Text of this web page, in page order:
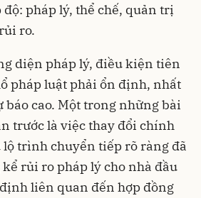
độ: pháp lý, thể chế, quản trị
ro.
diện pháp lý, điều kiện tiên
pháp luật phải ổn định, nhất
báo cao. Một trong những bài
trước là việc thay đổi chính
trình chuyển tiếp rõ ràng đã
rủi ro pháp lý cho nhà đầu
liên quan đến hợp đồng